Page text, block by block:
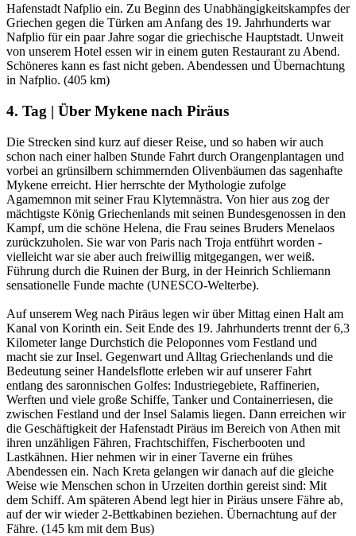
Hafenstadt Nafplio ein. Zu Beginn des Unabhängigkeitskampfes der
Griechen gegen die Türken am Anfang des 19. Jahrhunderts war
Nafplio für ein paar Jahre sogar die griechische Hauptstadt. Unweit
von unserem Hotel essen wir in einem guten Restaurant zu Abend.
Schöneres kann es fast nicht geben. Abendessen und Übernachtung
in Nafplio. (405 km)
4. Tag | Über Mykene nach Piräus
Die Strecken sind kurz auf dieser Reise, und so haben wir auch
schon nach einer halben Stunde Fahrt durch Orangenplantagen und
vorbei an grünsilbern schimmernden Olivenbäumen das sagenhafte
Mykene erreicht. Hier herrschte der Mythologie zufolge
Agamemnon mit seiner Frau Klytemnästra. Von hier aus zog der
mächtigste König Griechenlands mit seinen Bundesgenossen in den
Kampf, um die schöne Helena, die Frau seines Bruders Menelaos
zurückzuholen. Sie war von Paris nach Troja entführt worden -
vielleicht war sie aber auch freiwillig mitgegangen, wer weiß.
Führung durch die Ruinen der Burg, in der Heinrich Schliemann
sensationelle Funde machte (UNESCO-Welterbe).
Auf unserem Weg nach Piräus legen wir über Mittag einen Halt am
Kanal von Korinth ein. Seit Ende des 19. Jahrhunderts trennt der 6,3
Kilometer lange Durchstich die Peloponnes vom Festland und
macht sie zur Insel. Gegenwart und Alltag Griechenlands und die
Bedeutung seiner Handelsflotte erleben wir auf unserer Fahrt
entlang des saronnischen Golfes: Industriegebiete, Raffinerien,
Werften und viele große Schiffe, Tanker und Containerriesen, die
zwischen Festland und der Insel Salamis liegen. Dann erreichen wir
die Geschäftigkeit der Hafenstadt Piräus im Bereich von Athen mit
ihren unzähligen Fähren, Frachtschiffen, Fischerbooten und
Lastkähnen. Hier nehmen wir in einer Taverne ein frühes
Abendessen ein. Nach Kreta gelangen wir danach auf die gleiche
Weise wie Menschen schon in Urzeiten dorthin gereist sind: Mit
dem Schiff. Am späteren Abend legt hier in Piräus unsere Fähre ab,
auf der wir wieder 2-Bettkabinen beziehen. Übernachtung auf der
Fähre. (145 km mit dem Bus)